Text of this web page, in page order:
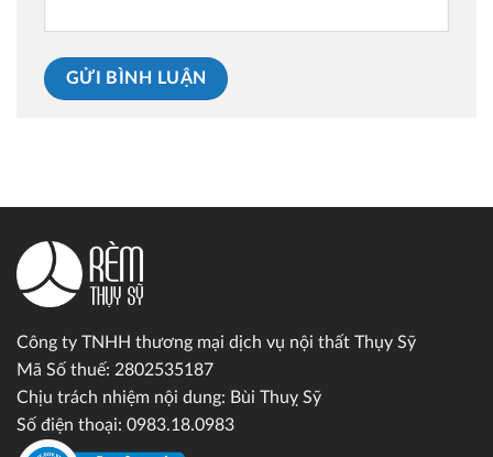
Công ty TNHH thương mại dịch vụ nội thất Thụy Sỹ
Mã Số thuế: 2802535187
Chịu trách nhiệm nội dung: Bùi Thuỵ Sỹ
Số điện thoại: 0983.18.0983